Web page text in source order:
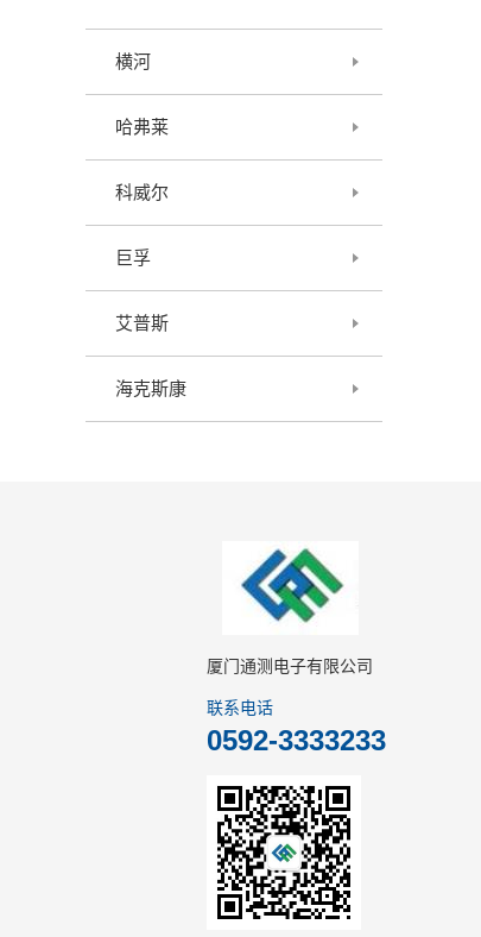
横河
哈弗莱
科威尔
巨孚
艾普斯
海克斯康
厦门通测电子有限公司
联系电话
0592-3333233